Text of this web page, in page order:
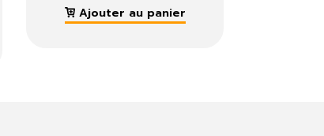
au panier Ajouter au panier